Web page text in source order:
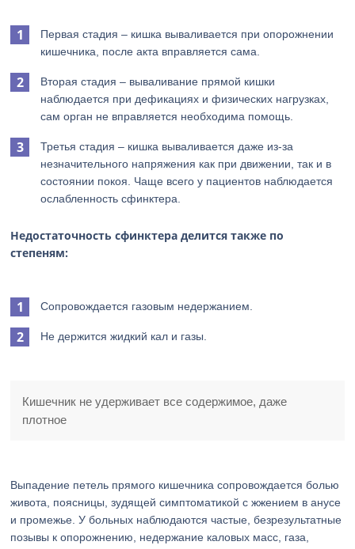
Первая стадия – кишка вываливается при опорожнении
кишечника, после акта вправляется сама.
Вторая стадия – вываливание прямой кишки
наблюдается при дефикациях и физических нагрузках,
сам орган не вправляется необходима помощь.
Третья стадия – кишка вываливается даже из-за
незначительного напряжения как при движении, так и в
состоянии покоя. Чаще всего у пациентов наблюдается
ослабленность сфинктера.
Недостаточность сфинктера делится также по
степеням:
Сопровождается газовым недержанием.
Не держится жидкий кал и газы.
Кишечник не удерживает все содержимое, даже
плотное
Выпадение петель прямого кишечника сопровождается болью
живота, поясницы, зудящей симптоматикой с жжением в анусе
и промежье. У больных наблюдаются частые, безрезультатные
позывы к опорожнению, недержание каловых масс, газа,